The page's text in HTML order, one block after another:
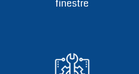
finestre